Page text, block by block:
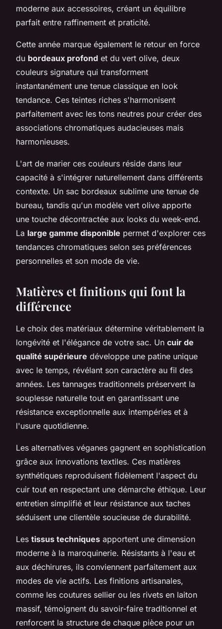
moderne aux accessoires, créant un équilibre
parfait entre raffinement et praticité.
Cette année marque également le retour en force
du bordeaux profond et du vert olive, deux
couleurs signature qui transforment
instantanément une tenue classique en look
tendance. Ces teintes riches s'harmonisent
parfaitement avec les tons neutres pour créer des
associations chromatiques audacieuses mais
harmonieuses.
L'art de marier ces couleurs réside dans leur
capacité à s'intégrer naturellement dans différents
contexte. Un sac bordeaux sublime une tenue de
bureau, tandis qu'un modèle vert olive apporte
une touche décontractée aux looks du week-end.
La large gamme disponible permet d'explorer ces
tendances chromatiques selon ses préférences
personnelles et son mode de vie.
Matières et finitions qui font la
différence
Le choix des matériaux détermine véritablement la
longévité et l'élégance de votre sac. Un cuir de
qualité supérieure développe une patine unique
avec le temps, révélant son caractère au fil des
années. Les tannages traditionnels préservent la
souplesse naturelle tout en garantissant une
résistance exceptionnelle aux intempéries et à
l'usure quotidienne.
Les alternatives véganes gagnent en sophistication
grâce aux innovations textiles. Ces matières
synthétiques reproduisent fidèlement l'aspect du
cuir tout en respectant une démarche éthique. Leur
entretien simplifié et leur résistance aux taches
séduisent une clientèle soucieuse de durabilité.
Les tissus techniques apportent une dimension
moderne à la maroquinerie. Résistants à l'eau et
aux déchirures, ils conviennent parfaitement aux
modes de vie actifs. Les finitions artisanales,
comme les coutures sellier ou les rivets en laiton
massif, témoignent du savoir-faire traditionnel et
renforcent la structure de chaque pièce pour un